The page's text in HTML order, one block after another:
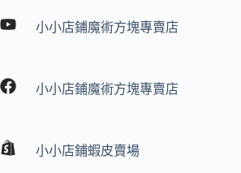
小小店鋪魔術方塊專賣店
小小店鋪魔術方塊專賣店
小小店鋪蝦皮賣場